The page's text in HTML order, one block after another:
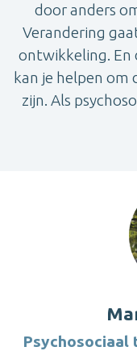
door anders
Verandering
ontwikkeling. En
kan je helpen om
zijn. Als
Psychosociaal